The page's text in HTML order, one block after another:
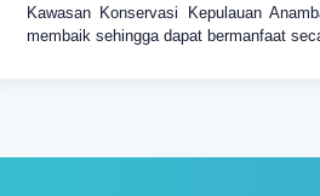
Kawasan Konservasi Kepulauan
membaik sehingga dapat bermanfaat